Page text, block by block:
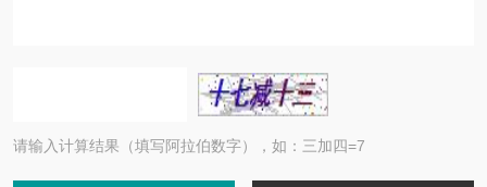
请输入计算结果（填写阿拉伯数字），如：三加四=7